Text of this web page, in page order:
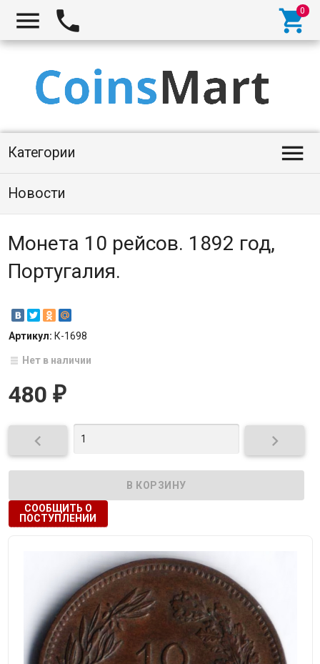
  
Категории 
Новости
Монета 10 рейсов. 1892 год,
Португалия.
Артикул: К-1698
Нет в наличии
480 ₽
 
СООБЩИТЬ О
ПОСТУПЛЕНИИ